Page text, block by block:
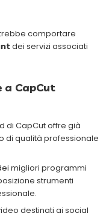
comportare
dei servizi associati
CapCut
di CapCut offre già
di qualità professionale
migliori programmi
strumenti
destinati ai social